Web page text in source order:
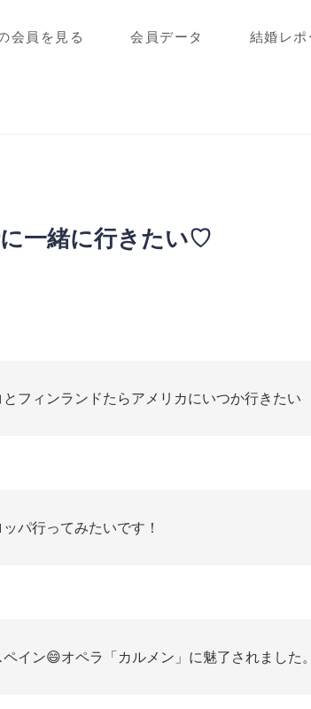
会員を見る 会員データ 結婚レポ
一緒に行きたい♡
フィンランドたらアメリカにいつか行きたい
パ行ってみたいです！
イン😄オペラ「カルメン」に魅了されました